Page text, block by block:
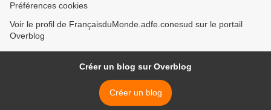
Préférences cookies
Voir le profil de FrançaisduMonde.adfe.conesud sur le portail
Overblog
Créer un blog sur Overblog
Créer un blog